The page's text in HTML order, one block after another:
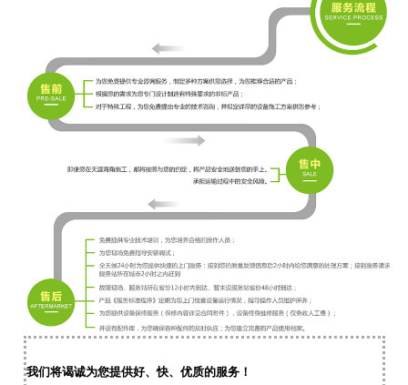
我们将谒诚为您提供好、快、优质的服务！